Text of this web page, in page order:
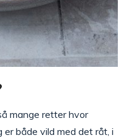
mange retter hvor
er både vild med det råt, i